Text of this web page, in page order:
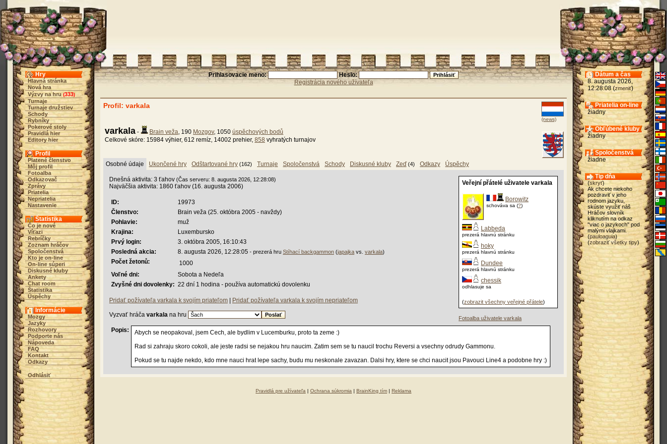
Hry
Hlavná stránka
Nová hra
Výzvy na hru (333)
Turnaje
Turnaje družstiev
Schody
Rybníky
Pokerové stoly
Pravidlá hier
Editory hier
Profil
Platené členstvo
Môj profil
Fotoalba
Odkazovač
Zprávy
Priatelia
Nepriatelia
Nastavenie
Štatistika
Čo je nové
Víťazi
Rebríčky
Zoznam hráčov
Spoločenstvá
Kto je on-line
On-line súperi
Diskusné kluby
Ankety
Chat room
Štatistika
Úspěchy
Informácie
Mozgy
Jazyky
Rozhovory
Podporte nás
Nápoveda
FAQ
Kontakt
Odkazy
Odhlásiť
Prihlasovacie meno:
Heslo:
Registrácia nového užívateľa
(news)
Profil: varkala
varkala - Brain veža, 190 Mozgov, 1050 úspěchových bodů
Celkové skóre: 15984 výhier, 612 remíz, 14002 prehier, 858 vyhratých turnajov
Osobné údaje Ukončené hry Odštartované hry (162) Turnaje Spoločenstvá Schody Diskusné kluby Zeď (4) Odkazy Úspěchy
Veřejní přátelé uživatele varkala
Borowitz
schováva sa (?)
Labbeda
prezerá hlavnú stránku
hoky
prezerá hlavnú stránku
Dundee
prezerá hlavnú stránku
chessik
odhlasuje sa
(zobrazit všechny veřejné přátele)
Fotoalba uživatele varkala
Dnešná aktivita: 3 ťahov (Čas serveru: 8. augusta 2026, 12:28:08)
Najväčšia aktivita: 1860 ťahov (16. augusta 2006)
ID:
19973
Členstvo:
Brain veža (25. októbra 2005 - navždy)
Pohlavie:
muž
Krajina:
Luxembursko
Prvý login:
3. októbra 2005, 16:10:43
Posledná akcia:
8. augusta 2026, 12:28:05 - prezerá hru Stíhací backgammon (japajka vs. varkala)
Počet žetonů:
1000
Voľné dni:
Sobota a Nedeľa
Zvyšné dni dovolenky: 22 dní 1 hodina - používa automatickú dovolenku
Pridať požívateľa varkala k svojím priateľom Pridať požívateľa varkala k svojím nepriateľom
Vyzvať hráča varkala na hru
Popis:
Abych se neopakoval, jsem Cech, ale bydlim v Lucemburku, proto ta zeme :)
Rad si zahraju skoro cokoli, ale jeste radsi se nejakou hru naucim. Zatim sem se tu naucil trochu Reversi a vsechny odrudy Gammonu.
Pokud se tu najde nekdo, kdo mne nauci hrat lepe sachy, budu mu neskonale zavazan. Dalsi hry, ktere se chci naucit jsou Pavouci Line4 a podobne hry :)
Pravidlá pre užívateľa | Ochrana súkromia | BrainKing tím | Reklama
Dátum a čas
8. augusta 2026,
12:28:08 (zmeniť)
Priatelia on-line
žiadny
Obľúbené kluby
žiadny
Spoločenstvá
žiadne
Tip dňa
(skryť)
Ak chcete niekoho
pozdraviť v jeho
rodnom jazyku,
skúste využiť náš
Hráčov slovník
kliknutím na odkaz
"viac o jazykoch" pod
malými vlajkami.
(pauloaguia)
(zobraziť všetky tipy)